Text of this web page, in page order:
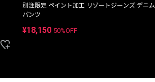
別注限定 ペイント加工 リゾートジーンズ デニム
パンツ
¥18,150 50%OFF